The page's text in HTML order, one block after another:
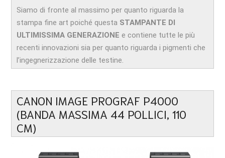
Siamo di fronte al massimo per quanto riguarda la
stampa fine art poiché questa STAMPANTE DI
ULTIMISSIMA GENERAZIONE e contiene tutte le più
recenti innovazioni sia per quanto riguarda i pigmenti che
l’ingegnerizzazione delle testine.
CANON IMAGE PROGRAF P4000
(BANDA MASSIMA 44 POLLICI, 110
CM)